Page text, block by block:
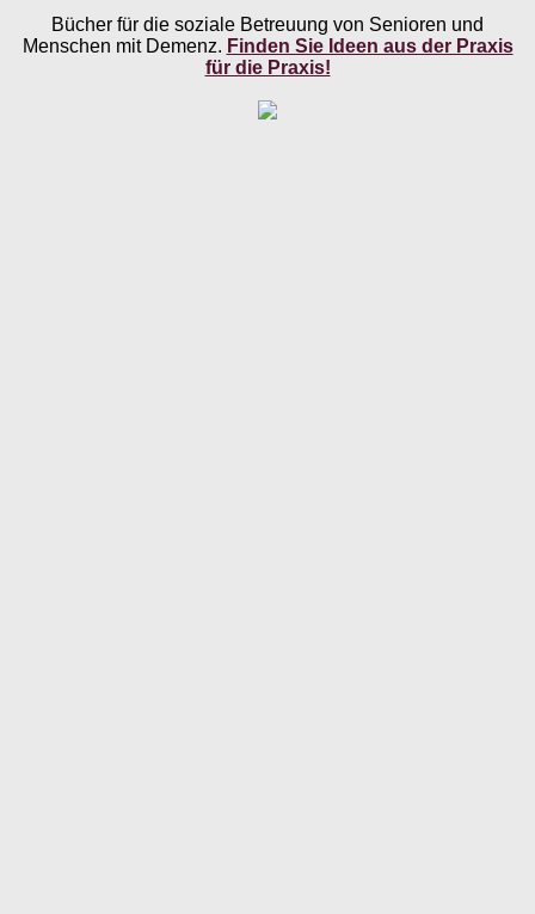
Bücher für die soziale Betreuung von Senioren und
Menschen mit Demenz. Finden Sie Ideen aus der Praxis
für die Praxis!